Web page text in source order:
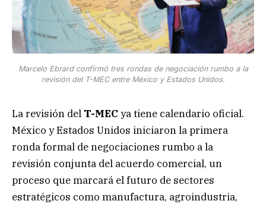
Marcelo Ebrard confirmó tres rondas de negociación rumbo a la
revisión del T-MEC entre México y Estados Unidos.
La revisión del T-MEC ya tiene calendario oficial.
México y Estados Unidos iniciaron la primera
ronda formal de negociaciones rumbo a la
revisión conjunta del acuerdo comercial, un
proceso que marcará el futuro de sectores
estratégicos como manufactura, agroindustria,